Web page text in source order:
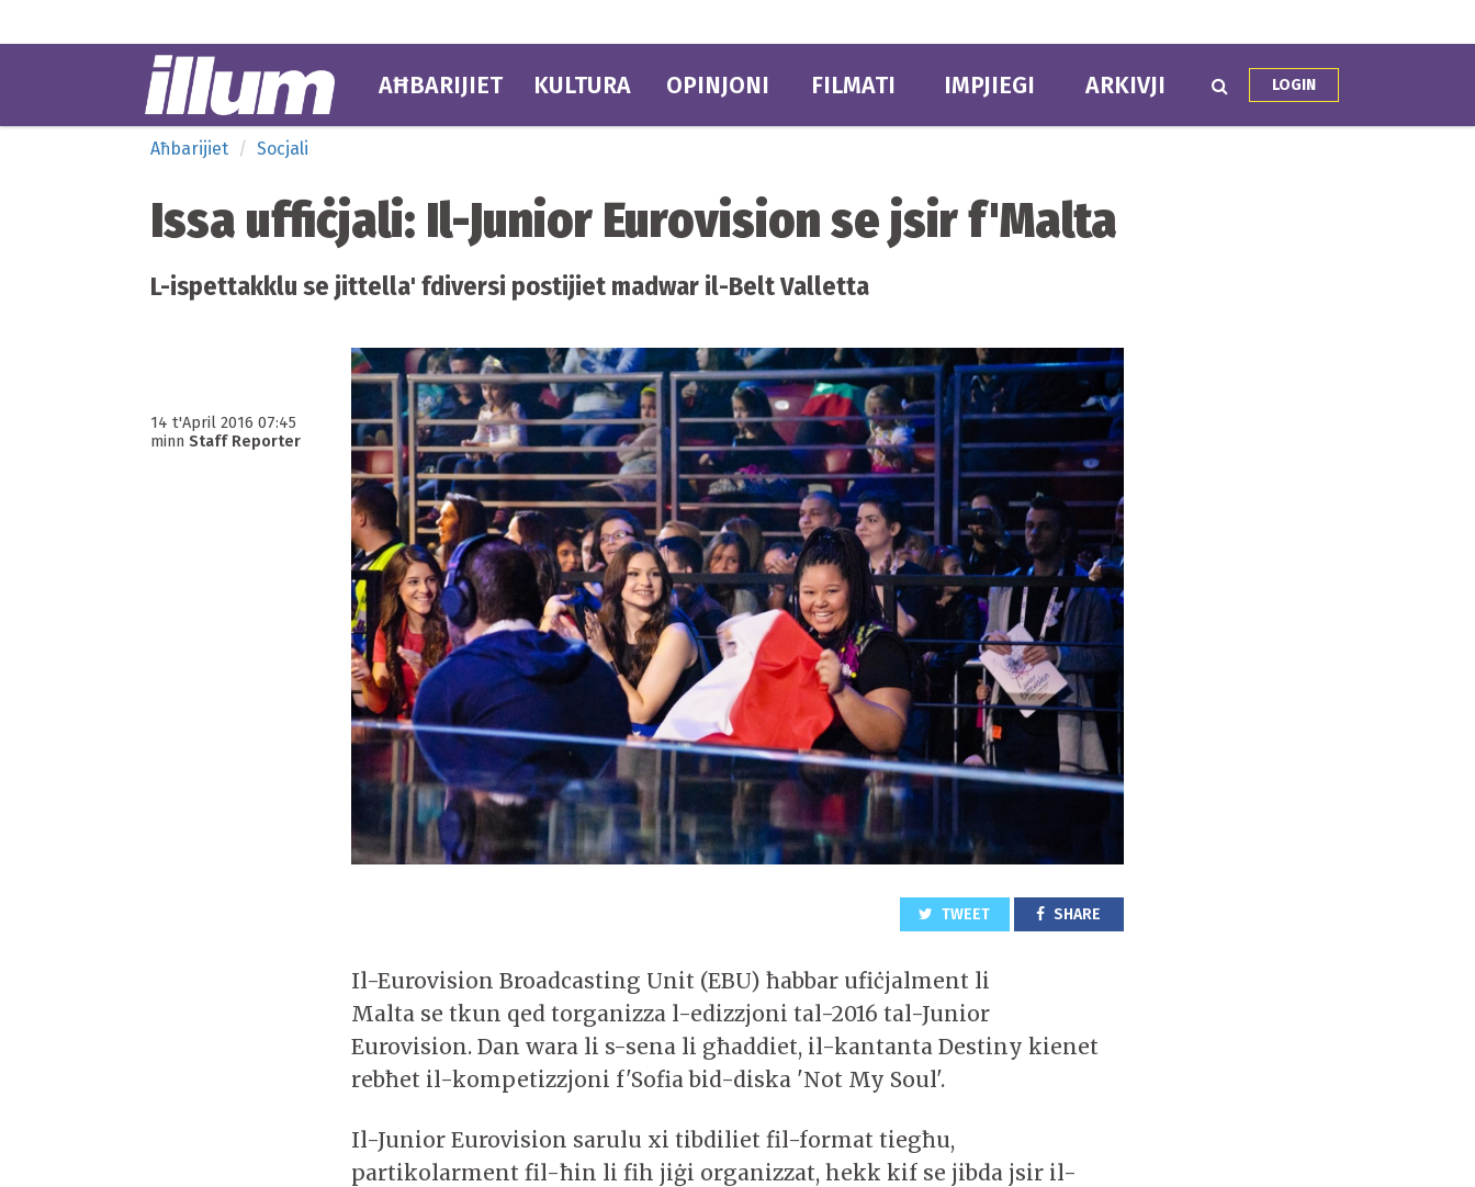
AĦBARIJIET KULTURA OPINJONI FILMATI IMPJIEGI ARKIVJI LOGIN
Aħbarijiet Socjali
Issa uffiċjali: Il-Junior Eurovision se jsir f'Malta
L-ispettakklu se jittella' fdiversi postijiet madwar il-Belt Valletta
14 t'April 2016 07:45
minn Staff Reporter
TWEET SHARE
Il-Eurovision Broadcasting Unit (EBU) ħabbar ufiċjalment li
Malta se tkun qed torganizza l-edizzjoni tal-2016 tal-Junior
Eurovision. Dan wara li s-sena li għaddiet, il-kantanta Destiny kienet
rebħet il-kompetizzjoni f'Sofia bid-diska 'Not My Soul'.
Il-Junior Eurovision sarulu xi tibdiliet fil-format tiegħu,
partikolarment fil-ħin li fih jiġi organizzat, hekk kif se jibda jsir il-